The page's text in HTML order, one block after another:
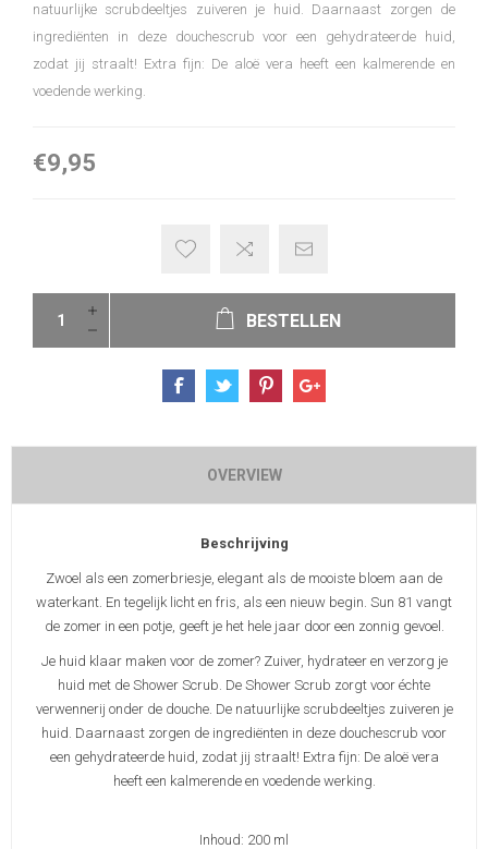
natuurlijke scrubdeeltjes zuiveren je huid. Daarnaast zorgen de
ingrediënten in deze douchescrub voor een gehydrateerde huid,
zodat jij straalt! Extra fijn: De aloë vera heeft een kalmerende en
voedende werking.
€9,95
BESTELLEN
OVERVIEW
Beschrijving
Zwoel als een zomerbriesje, elegant als de mooiste bloem aan de
waterkant. En tegelijk licht en fris, als een nieuw begin. Sun 81 vangt
de zomer in een potje, geeft je het hele jaar door een zonnig gevoel.
Je huid klaar maken voor de zomer? Zuiver, hydrateer en verzorg je
huid met de Shower Scrub. De Shower Scrub zorgt voor échte
verwennerij onder de douche. De natuurlijke scrubdeeltjes zuiveren je
huid. Daarnaast zorgen de ingrediënten in deze douchescrub voor
een gehydrateerde huid, zodat jij straalt! Extra fijn: De aloë vera
heeft een kalmerende en voedende werking.
Inhoud: 200 ml